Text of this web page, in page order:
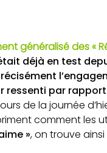
généralisé des «
déjà en test
ressenti par
de la journée
comment les
», on trouve ainsi